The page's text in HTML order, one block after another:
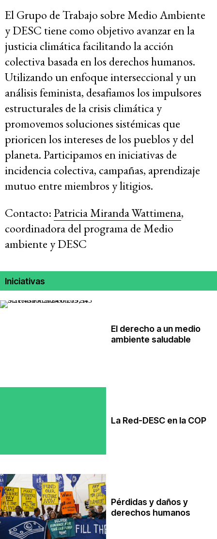
El Grupo de Trabajo sobre Medio Ambiente
y DESC tiene como objetivo avanzar en la
justicia climática facilitando la acción
colectiva basada en los derechos humanos.
Utilizando un enfoque interseccional y un
análisis feminista, desafiamos los impulsores
estructurales de la crisis climática y
promovemos soluciones sistémicas que
prioricen los intereses de los pueblos y del
planeta. Participamos en iniciativas de
incidencia colectiva, campañas, aprendizaje
mutuo entre miembros y litigios.
Contacto:Patricia Miranda Wattimena,
coordinadora del programa de Medio
ambiente y DESC
Iniciativas
El derecho a un medio
ambiente saludable
La Red-DESC en la COP
Pérdidas y daños y
derechos humanos